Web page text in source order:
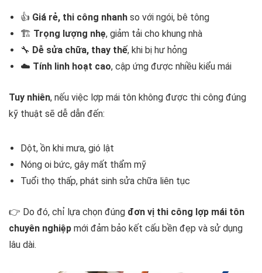
👍 Giá rẻ, thi công nhanh so với ngói, bê tông
🏗️ Trọng lượng nhẹ, giảm tải cho khung nhà
🔧 Dễ sửa chữa, thay thế, khi bị hư hỏng
☁️ Tính linh hoạt cao, cập ứng được nhiều kiểu mái
Tuy nhiên, nếu việc lợp mái tôn không được thi công đúng
kỹ thuật sẽ dễ dẫn đến:
Dột, ồn khi mưa, gió lật
Nóng oi bức, gây mất thẩm mỹ
Tuổi thọ thấp, phát sinh sửa chữa liên tục
👉 Do đó, chỉ lựa chọn đúng đơn vị thi công lợp mái tôn
chuyên nghiệp mới đảm bảo kết cấu bền đẹp và sử dụng
lâu dài.